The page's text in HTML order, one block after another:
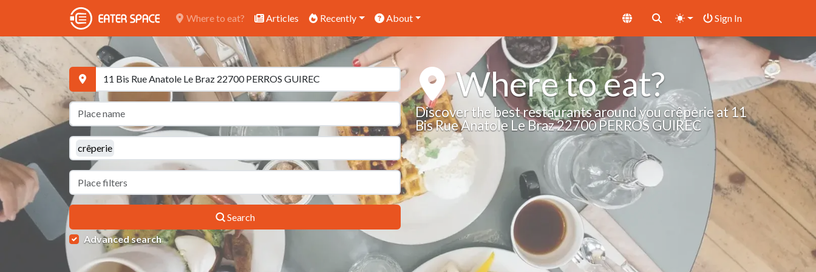
Where to eat? Articles Recently About Sign In
Where to eat?
Discover the best restaurants around you crêperie at 11
Bis Rue Anatole Le Braz 22700 PERROS GUIREC
crêperie
Search
Advanced search